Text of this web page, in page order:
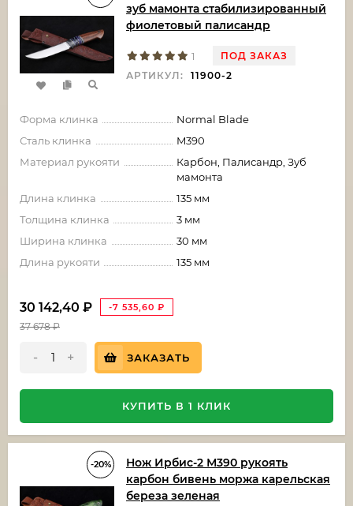
зуб мамонта стабилизированный
фиолетовый палисандр
1
ПОД ЗАКАЗ
АРТИКУЛ:
11900-2
Форма клинка
Normal Blade
Сталь клинка
M390
Материал рукояти
Карбон, Палисандр, Зуб
мамонта
Длина клинка
135 мм
Толщина клинка
3 мм
Ширина клинка
30 мм
Длина рукояти
135 мм
30 142,40 ₽ -7 535,60 ₽
37 678₽
- + ЗАКАЗАТЬ
КУПИТЬ В 1 КЛИК
-20%
Нож Ирбис-2 М390 рукоять
карбон бивень моржа карельская
береза зеленая